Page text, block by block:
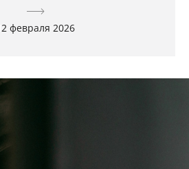
февраля 2026